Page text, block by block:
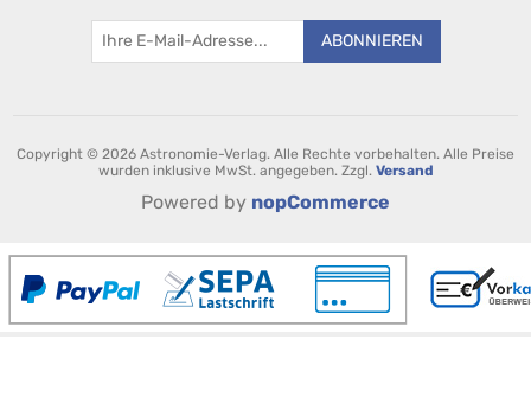
ABONNIEREN
Copyright © 2026 Astronomie-Verlag. Alle Rechte vorbehalten. Alle Preise
wurden inklusive MwSt. angegeben. Zzgl. Versand
Powered by nopCommerce